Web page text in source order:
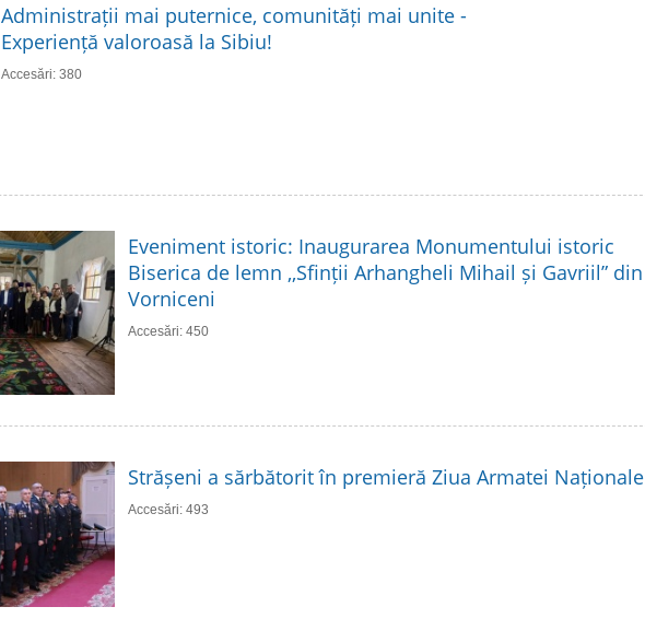
Administrații mai puternice, comunități mai unite -
Experiență valoroasă la Sibiu!
Accesări: 380
Eveniment istoric: Inaugurarea Monumentului istoric
Biserica de lemn ,,Sfinții Arhangheli Mihail și Gavriil” din
Vorniceni
Accesări: 450
Strășeni a sărbătorit în premieră Ziua Armatei Naționale
Accesări: 493